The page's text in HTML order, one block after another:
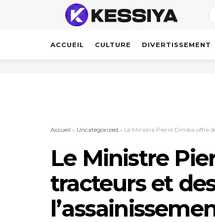
ACCUEIL CULTURE DIVERTISSEMENT
Accueil » Uncategorized » Le Ministre Pierre Dimba offre
Le Ministre
tracteurs et